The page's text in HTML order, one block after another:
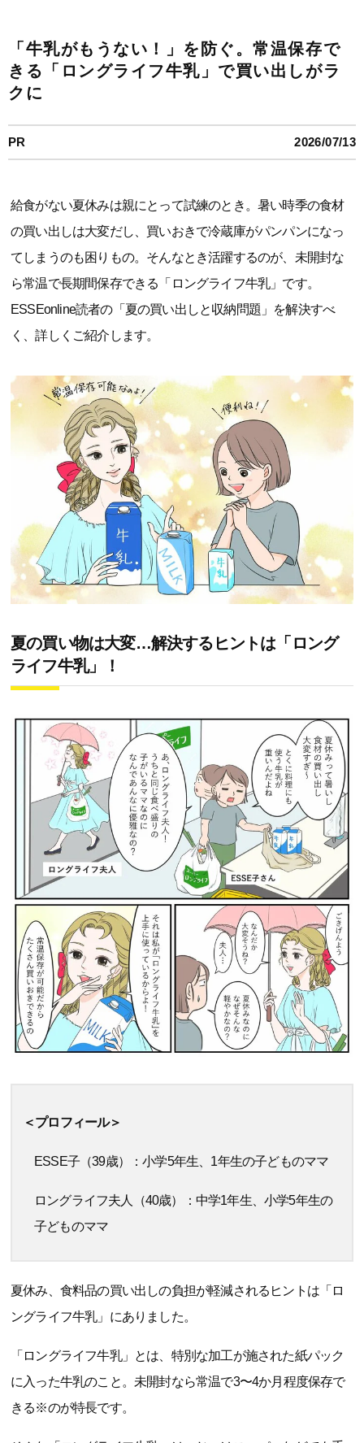
「牛乳がもうない！」を防ぐ。常温保存で
きる「ロングライフ牛乳」で買い出しがラ
クに
PR 2026/07/13
給食がない夏休みは親にとって試練のとき。暑い時季の食材
の買い出しは大変だし、買いおきで冷蔵庫がパンパンになっ
てしまうのも困りもの。そんなとき活躍するのが、未開封な
ら常温で長期間保存できる「ロングライフ牛乳」です。
ESSEonline読者の「夏の買い出しと収納問題」を解決すべ
く、詳しくご紹介します。
夏の買い物は大変…解決するヒントは「ロング
ライフ牛乳」！
＜プロフィール＞
ESSE子（39歳）：小学5年生、1年生の子どものママ
ロングライフ夫人（40歳）：中学1年生、小学5年生の
子どものママ
夏休み、食料品の買い出しの負担が軽減されるヒントは「ロ
ングライフ牛乳」にありました。
「ロングライフ牛乳」とは、特別な加工が施された紙パック
に入った牛乳のこと。未開封なら常温で3〜4か月程度保存で
きる※のが特長です。